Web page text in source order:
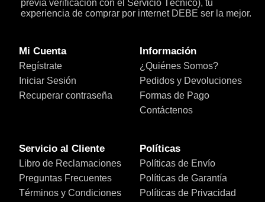
previa verificación con el Servicio Técnico), tu
experiencia de comprar por internet DEBE ser la mejor.
Mi Cuenta
Regístrate
Iniciar Sesión
Recuperar contraseña
Información
¿Quiénes Somos?
Pedidos y Devoluciones
Formas de Pago
Contáctenos
Servicio al Cliente
Libro de Reclamaciones
Preguntas Frecuentes
Términos y Condiciones
Políticas
Políticas de Envío
Políticas de Garantía
Políticas de Privacidad